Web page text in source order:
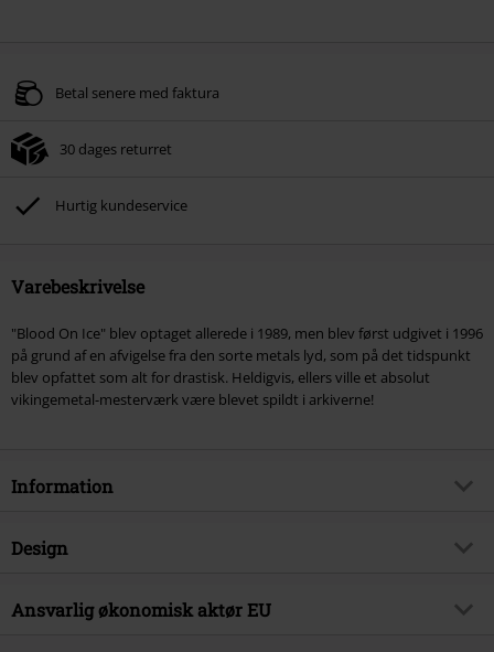
Betal senere med faktura
30 dages returret
Hurtig kundeservice
Varebeskrivelse
"Blood On Ice" blev optaget allerede i 1989, men blev først udgivet i 1996
på grund af en afvigelse fra den sorte metals lyd, som på det tidspunkt
blev opfattet som alt for drastisk. Heldigvis, ellers ville et absolut
vikingemetal-mesterværk være blevet spildt i arkiverne!
Information
Artikelnr.
Musikgenre
Black Metal
Design
Produkttype
CD
Ansvarlig økonomisk aktør EU